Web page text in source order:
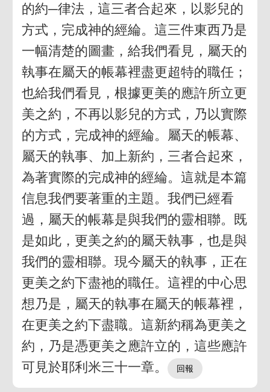
的約─律法，這三者合起來，以影兒的
方式，完成神的經綸。這三件東西乃是
一幅清楚的圖畫，給我們看見，屬天的
執事在屬天的帳幕裡盡更超特的職任；
也給我們看見，根據更美的應許所立更
美之約，不再以影兒的方式，乃以實際
的方式，完成神的經綸。屬天的帳幕、
屬天的執事、加上新約，三者合起來，
為著實際的完成神的經綸。這就是本篇
信息我們要著重的主題。我們已經看
過，屬天的帳幕是與我們的靈相聯。既
是如此，更美之約的屬天執事，也是與
我們的靈相聯。現今屬天的執事，正在
更美之約下盡祂的職任。這裡的中心思
想乃是，屬天的執事在屬天的帳幕裡，
在更美之約下盡職。這新約稱為更美之
約，乃是憑更美之應許立的，這些應許
可見於耶利米三十一章。